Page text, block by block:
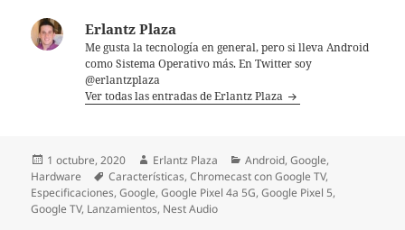
Erlantz Plaza
Me gusta la tecnología en general, pero si lleva Android
como Sistema Operativo más. En Twitter soy
@erlantzplaza
Ver todas las entradas de Erlantz Plaza
Publicado
el
1 octubre, 2020 Autor
Erlantz Plaza Categorías
Android,Google,
Hardware
Etiquetas
Características,Chromecast con Google TV,
Especificaciones,Google,Google Pixel 4a 5G,Google Pixel 5,
Google TV, Lanzamientos, Nest Audio